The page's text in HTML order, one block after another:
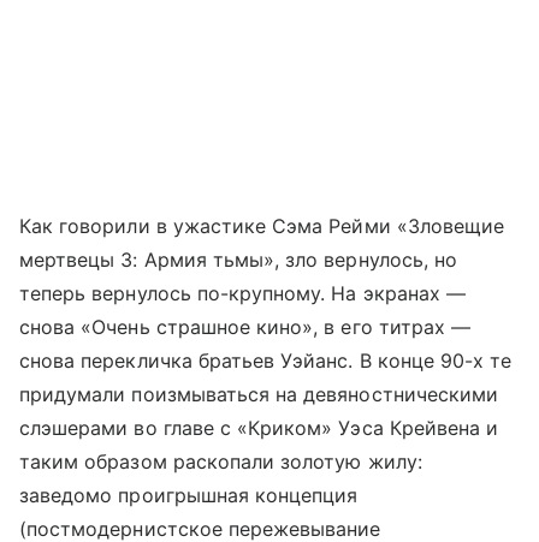
Как говорили в ужастике Сэма Рейми «Зловещие
мертвецы 3: Армия тьмы», зло вернулось, но
теперь вернулось по-крупному. На экранах —
снова «Очень страшное кино», в его титрах —
снова перекличка братьев Уэйанс. В конце 90-х те
придумали поизмываться на девяностническими
слэшерами во главе с «Криком» Уэса Крейвена и
таким образом раскопали золотую жилу:
заведомо проигрышная концепция
(постмодернистское пережевывание